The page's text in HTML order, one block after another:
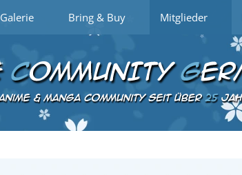
Galerie Bring & Buy Mitglieder